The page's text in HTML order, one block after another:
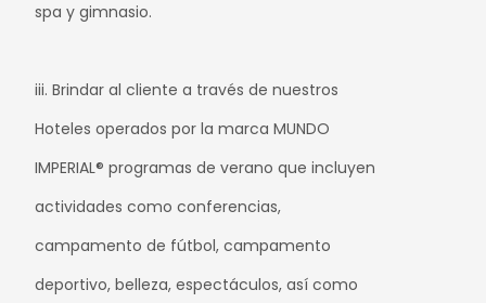
spa y gimnasio.
iii. Brindar al cliente a través de nuestros
Hoteles operados por la marca MUNDO
IMPERIAL® programas de verano que incluyen
actividades como conferencias,
campamento de fútbol, campamento
deportivo, belleza, espectáculos, así como